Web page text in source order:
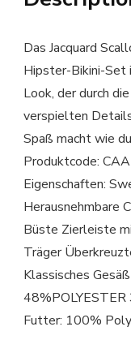
Das Jacquard
Hipster-Bikini-Set
Look, der durch
verspielten
Spaß macht wie
Produktcode:
Eigenschaften:
Herausnehmbare
Büste Zierleiste
Träger
Klassisches
Futter: 100%